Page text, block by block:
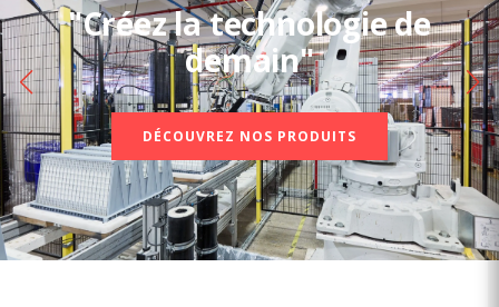
"Créez la technologie de
demain"
DÉCOUVREZ NOS PRODUITS